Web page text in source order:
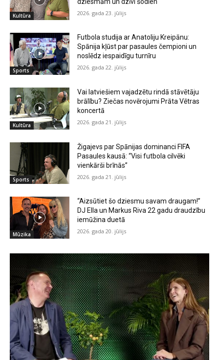
Kultūra 2026. gada 23. jūlijs
Sports
Futbola studija ar Anatoliju Kreipānu:
Spānija kļūst par pasaules čempioni un
noslēdz iespaidīgu turnīru
2026. gada 22. jūlijs
Kultūra
Vai latviešiem vajadzētu rindā stāvētāju
brālību? Ziečas novērojumi Prāta Vētras
koncertā
2026. gada 21. jūlijs
Sports
Žigajevs par Spānijas dominanci FIFA
Pasaules kausā: “Visi futbola cilvēki
vienkārši brīnās”
2026. gada 21. jūlijs
Mūzika
“Aizsūtiet šo dziesmu savam draugam!”
DJ Ella un Markus Riva 22 gadu draudzību
iemūžina duetā
2026. gada 20. jūlijs